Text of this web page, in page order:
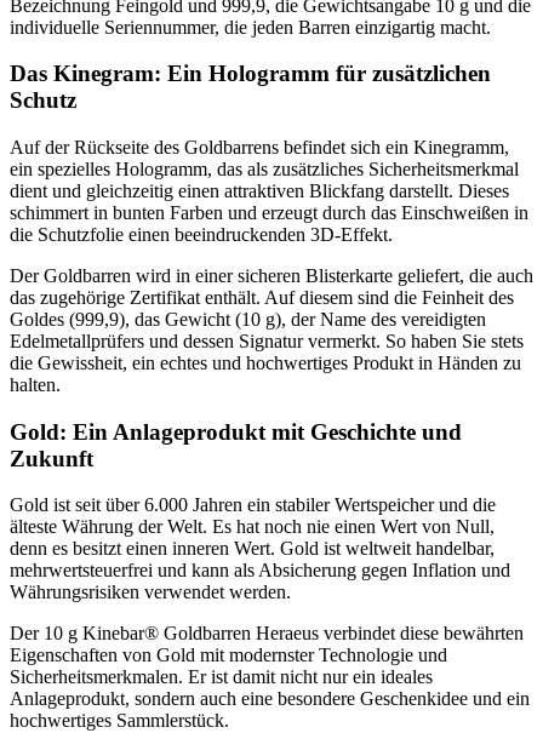
Bezeichnung Feingold und 999,9, die Gewichtsangabe 10 g und die
individuelle Seriennummer, die jeden Barren einzigartig macht.
Das Kinegram: Ein Hologramm für zusätzlichen
Schutz
Auf der Rückseite des Goldbarrens befindet sich ein Kinegramm,
ein spezielles Hologramm, das als zusätzliches Sicherheitsmerkmal
dient und gleichzeitig einen attraktiven Blickfang darstellt. Dieses
schimmert in bunten Farben und erzeugt durch das Einschweißen in
die Schutzfolie einen beeindruckenden 3D-Effekt.
Der Goldbarren wird in einer sicheren Blisterkarte geliefert, die auch
das zugehörige Zertifikat enthält. Auf diesem sind die Feinheit des
Goldes (999,9), das Gewicht (10 g), der Name des vereidigten
Edelmetallprüfers und dessen Signatur vermerkt. So haben Sie stets
die Gewissheit, ein echtes und hochwertiges Produkt in Händen zu
halten.
Gold: Ein Anlageprodukt mit Geschichte und
Zukunft
Gold ist seit über 6.000 Jahren ein stabiler Wertspeicher und die
älteste Währung der Welt. Es hat noch nie einen Wert von Null,
denn es besitzt einen inneren Wert. Gold ist weltweit handelbar,
mehrwertsteuerfrei und kann als Absicherung gegen Inflation und
Währungsrisiken verwendet werden.
Der 10 g Kinebar® Goldbarren Heraeus verbindet diese bewährten
Eigenschaften von Gold mit modernster Technologie und
Sicherheitsmerkmalen. Er ist damit nicht nur ein ideales
Anlageprodukt, sondern auch eine besondere Geschenkidee und ein
hochwertiges Sammlerstück.